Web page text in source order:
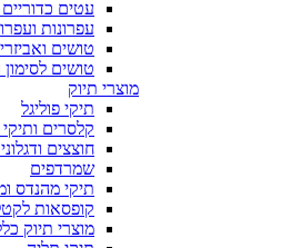
עטים
עפרונות
טושים
טושים
מוצרי תיוק
תיקי פוליגל
קלסרים
חוצצים
שמרדפים
תיקי מהנדס
קופסאות
מוצרי תיוק